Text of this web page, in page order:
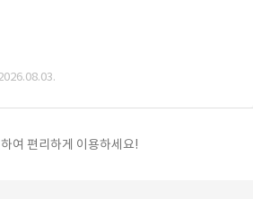
하여 편리하게 이용하세요!